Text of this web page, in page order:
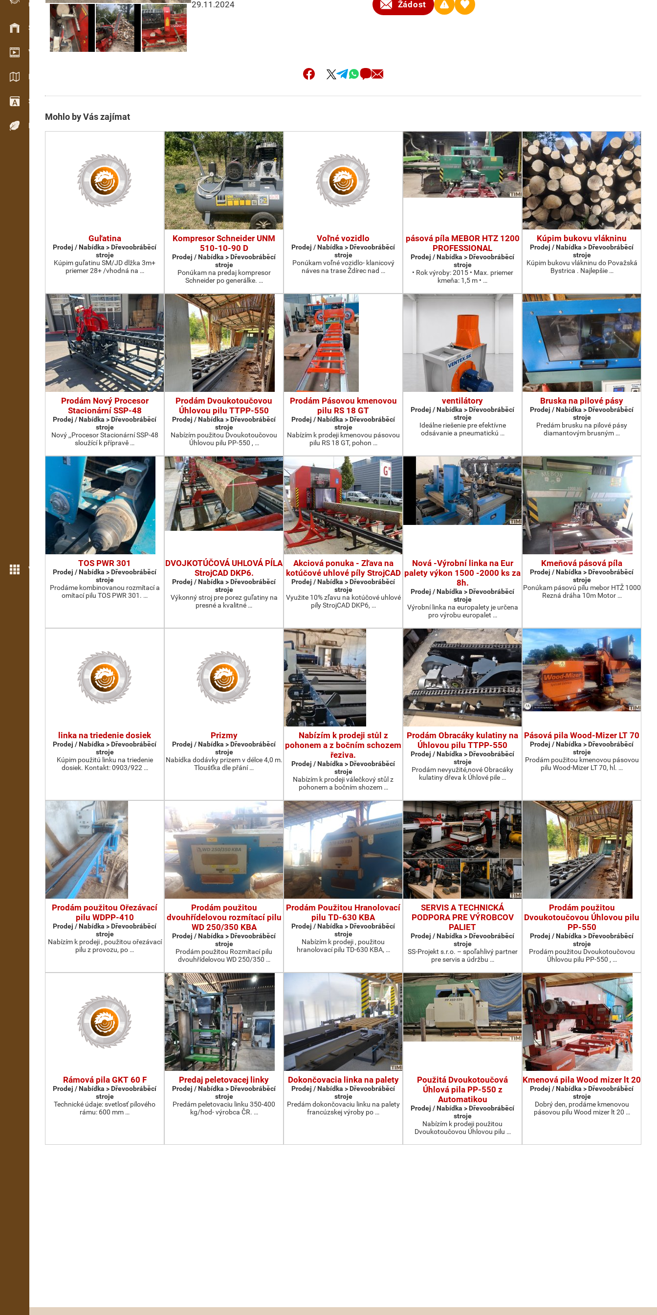
Evidence dřeva v terénu
Skladové hospodářství
Video showroom
Katalogy / Brožury
Slovník
Dřeviny
Více možností
29.11.2024 Žádost
Mohlo by Vás zajímat
Guľatina
Prodej / Nabídka > Dřevoobráběcí
stroje
Kúpim guľatinu SM/JD dlžka 3m+
priemer 28+ /vhodná na …
Kompresor Schneider UNM
510-10-90 D
Prodej / Nabídka > Dřevoobráběcí
stroje
Ponúkam na predaj kompresor
Schneider po generálke. …
Voľné vozidlo
Prodej / Nabídka > Dřevoobráběcí
stroje
Ponúkam voľné vozidlo- klanicový
náves na trase Ždírec nad …
pásová píla MEBOR HTZ 1200
PROFESSIONAL
Prodej / Nabídka > Dřevoobráběcí
stroje
• Rok výroby: 2015 • Max. priemer
kmeňa: 1,5 m • …
Kúpim bukovu vlákninu
Prodej / Nabídka > Dřevoobráběcí
stroje
Kúpim bukovu vlákninu do Považská
Bystrica . Najlepšie …
Prodám Nový Procesor
Stacionární SSP-48
Prodej / Nabídka > Dřevoobráběcí
stroje
Nový ,,Procesor Stacionární SSP-48
sloužící k přípravě …
Prodám Dvoukotoučovou
Úhlovou pilu TTPP-550
Prodej / Nabídka > Dřevoobráběcí
stroje
Nabízím použitou Dvoukotoučovou
Úhlovou pilu PP-550 , …
Prodám Pásovou kmenovou
pilu RS 18 GT
Prodej / Nabídka > Dřevoobráběcí
stroje
Nabízím k prodeji kmenovou pásovou
pilu RS 18 GT, pohon …
ventilátory
Prodej / Nabídka > Dřevoobráběcí
stroje
Ideálne riešenie pre efektívne
odsávanie a pneumatickú …
Bruska na pilové pásy
Prodej / Nabídka > Dřevoobráběcí
stroje
Predám brusku na pilové pásy
diamantovým brusným …
TOS PWR 301
Prodej / Nabídka > Dřevoobráběcí
stroje
Prodáme kombinovanou rozmítací a
omítací pilu TOS PWR 301. …
DVOJKOTÚČOVÁ UHLOVÁ PÍLA
StrojCAD DKP6.
Prodej / Nabídka > Dřevoobráběcí
stroje
Výkonný stroj pre porez guľatiny na
presné a kvalitné …
Akciová ponuka - Zľava na
kotúčové uhlové píly StrojCAD
Prodej / Nabídka > Dřevoobráběcí
stroje
Využite 10% zľavu na kotúčové uhlové
píly StrojCAD DKP6, …
Nová -Výrobní linka na Eur
palety výkon 1500 -2000 ks za
8h.
Prodej / Nabídka > Dřevoobráběcí
stroje
Výrobní linka na europalety je určena
pro výrobu europalet …
Kmeňová pásová píla
Prodej / Nabídka > Dřevoobráběcí
stroje
Ponúkam pásovú pílu mebor HTŽ 1000
Rezná dráha 10m Motor …
linka na triedenie dosiek
Prodej / Nabídka > Dřevoobráběcí
stroje
Kúpim použitú linku na triedenie
dosiek. Kontakt: 0903/922 …
Prizmy
Prodej / Nabídka > Dřevoobráběcí
stroje
Nabídka dodávky prizem v délce 4,0 m.
Tloušťka dle přání …
Nabízím k prodeji stůl z
pohonem a z bočním schozem
řeziva.
Prodej / Nabídka > Dřevoobráběcí
stroje
Nabízím k prodeji válečkový stůl z
pohonem a bočním shozem …
Prodám Obracáky kulatiny na
Úhlovou pilu TTPP-550
Prodej / Nabídka > Dřevoobráběcí
stroje
Prodám nevyužité,nové Obracáky
kulatiny dřeva k Úhlové pile …
Pásová pila Wood-Mizer LT 70
Prodej / Nabídka > Dřevoobráběcí
stroje
Prodám použitou kmenovou pásovou
pilu Wood-Mizer LT 70, hl. …
Prodám použitou Ořezávací
pilu WDPP-410
Prodej / Nabídka > Dřevoobráběcí
stroje
Nabízím k prodeji , použitou ořezávací
pilu z provozu, po …
Prodám použitou
dvouhřídelovou rozmítací pilu
WD 250/350 KBA
Prodej / Nabídka > Dřevoobráběcí
stroje
Prodám použitou Rozmítací pilu
dvouhřídelovou WD 250/350 …
Prodám Použitou Hranolovací
pilu TD-630 KBA
Prodej / Nabídka > Dřevoobráběcí
stroje
Nabízím k prodeji , použitou
hranolovací pilu TD-630 KBA, …
SERVIS A TECHNICKÁ
PODPORA PRE VÝROBCOV
PALIET
Prodej / Nabídka > Dřevoobráběcí
stroje
SS-Projekt s.r.o. – spoľahlivý partner
pre servis a údržbu …
Prodám použitou
Dvoukotoučovou Úhlovou pilu
PP-550
Prodej / Nabídka > Dřevoobráběcí
stroje
Prodám použitou Dvoukotoučovou
Úhlovou pilu PP-550 , …
Rámová pila GKT 60 F
Prodej / Nabídka > Dřevoobráběcí
stroje
Technické údaje: svetlosť pílového
rámu: 600 mm …
Predaj peletovacej linky
Prodej / Nabídka > Dřevoobráběcí
stroje
Predám peletovaciu linku 350-400
kg/hod- výrobca ČR. …
Dokončovacia linka na palety
Prodej / Nabídka > Dřevoobráběcí
stroje
Predám dokončovaciu linku na palety
francúzskej výroby po …
Použitá Dvoukotoučová
Úhlová pila PP-550 z
Automatikou
Prodej / Nabídka > Dřevoobráběcí
stroje
Nabízím k prodeji použitou
Dvoukotoučovou Úhlovou pilu …
Kmenová pila Wood mizer lt 20
Prodej / Nabídka > Dřevoobráběcí
stroje
Dobrý den, prodáme kmenovou
pásovou pilu Wood mizer lt 20 …